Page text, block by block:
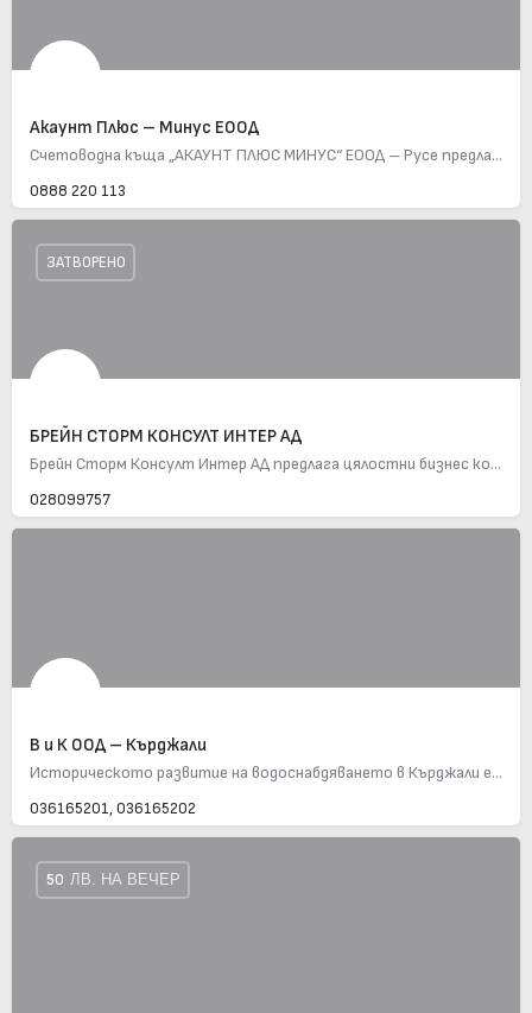
Акаунт Плюс – Минус ЕООД
Счетоводна къща „АКАУНТ ПЛЮС МИНУС“ ЕООД – Русе предлага пълно счетоводно обслужване на физически и…
0888 220 113
БРЕЙН СТОРМ КОНСУЛТ ИНТЕР АД
Брейн Сторм Консулт Интер АД предлага цялостни бизнес консултации и дигитално счетоводство. С над 25 години…
028099757
ЗАТВОРЕНО
В и К ООД – Кърджали
Историческото развитие на водоснабдяването в Кърджали е част от общата история на ВиК сектора в България.…
036165201, 036165202
50 ЛВ. НА ВЕЧЕР